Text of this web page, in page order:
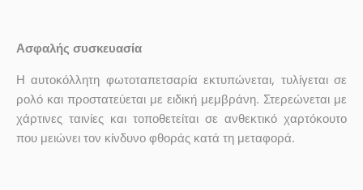
Ασφαλής συσκευασία
Η αυτοκόλλητη φωτοταπετσαρία εκτυπώνεται, τυλίγεται σε
ρολό και προστατεύεται με ειδική μεμβράνη. Στερεώνεται με
χάρτινες ταινίες και τοποθετείται σε ανθεκτικό χαρτόκουτο
που μειώνει τον κίνδυνο φθοράς κατά τη μεταφορά.